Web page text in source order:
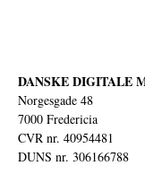
DANSKE DIGITALE
Norgesgade 48
7000 Fredericia
CVR nr. 40954481
DUNS nr. 306166788